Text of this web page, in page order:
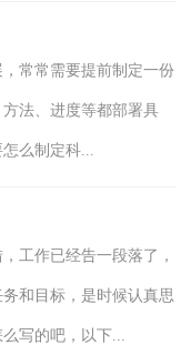
常常需要提前制定一份
法、进度等都部署具
么制定科...
工作已经告一段落了，
和目标，是时候认真思
写的吧，以下...